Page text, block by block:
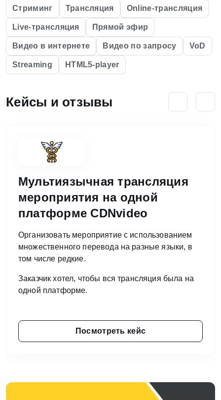
Стриминг Трансляция Online-трансляция
Live-трансляция Прямой эфир
Видео в интернете Видео по запросу VoD
Streaming HTML5-player
Кейсы и отзывы
Мультиязычная трансляция
мероприятия на одной
платформе CDNvideo
Организовать мероприятие с использованием
множественного перевода на разные языки, в
том числе редкие.
Заказчик хотел, чтобы вся трансляция была на
одной платформе.
Посмотреть кейс